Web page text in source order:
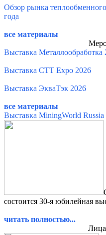
Обзор рынка
года
все материалы
Выставка Металлообработка
Выставка СТТ Expo 2026
Выставка ЭкваТэк 2026
все материалы
Выставка MiningWorld Russia
состоится 30-я юбилейная
читать полностью...
Лица